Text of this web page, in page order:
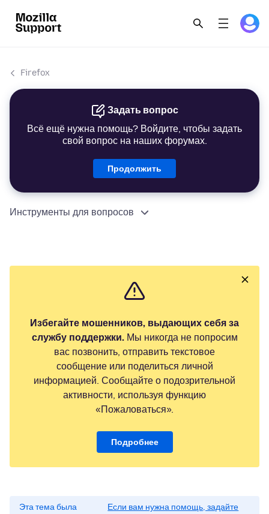
Firefox
Задать вопрос
Всё ещё нужна помощь? Войдите, чтобы задать
свой вопрос на наших форумах.
Продолжить
Инструменты для вопросов
Избегайте мошенников, выдающих себя за
службу поддержки.Мы никогда не попросим
вас позвонить, отправить текстовое
сообщение или поделиться личной
информацией. Сообщайте о подозрительной
активности, используя функцию
«Пожаловаться».
Подробнее
Эта тема была
Если вам нужна помощь, задайте